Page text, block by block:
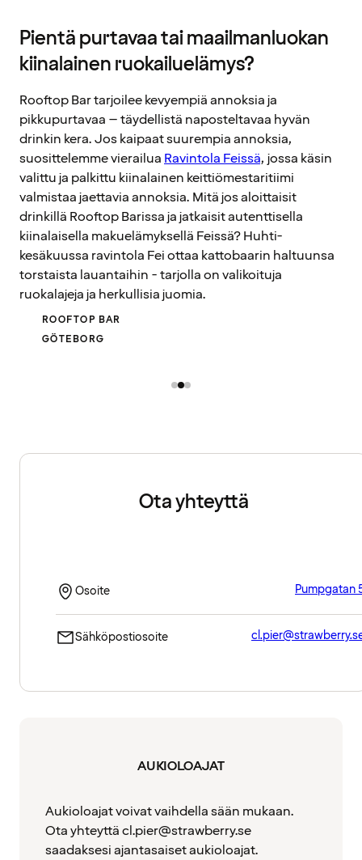
Pientä purtavaa tai maailmanluokan
kiinalainen ruokailuelämys?
Rooftop Bar tarjoilee kevyempiä annoksia ja
pikkupurtavaa – täydellistä naposteltavaa hyvän
drinkin kera. Jos kaipaat suurempia annoksia,
suosittelemme vierailua Ravintola Feissä, jossa käsin
valittu ja palkittu kiinalainen keittiömestaritiimi
valmistaa jaettavia annoksia. Mitä jos aloittaisit
drinkillä Rooftop Barissa ja jatkaisit autenttisella
kiinalaisella makuelämyksellä Feissä? Huhti-
kesäkuussa ravintola Fei ottaa kattobaarin haltuunsa
torstaista lauantaihin - tarjolla on valikoituja
ruokalajeja ja herkullisia juomia.
ROOFTOP BAR
GÖTEBORG
Ota yhteyttä
Osoite Pumpgatan
Sähköpostiosoite
AUKIOLOAJAT
Aukioloajat voivat vaihdella sään mukaan.
Ota yhteyttä cl.pier@strawberry.se
saadaksesi ajantasaiset aukioloajat.